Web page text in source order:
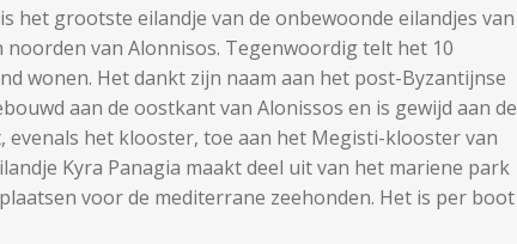
het grootste eilandje van de onbewoonde eilandjes van
van Alonnisos. Tegenwoordig telt het 10
wonen. Het dankt zijn naam aan het post-Byzantijnse
aan de oostkant van Alonissos en is gewijd aan de
evenals het klooster, toe aan het Megisti-klooster van
Kyra Panagia maakt deel uit van het mariene park
voor de mediterrane zeehonden. Het is per boot